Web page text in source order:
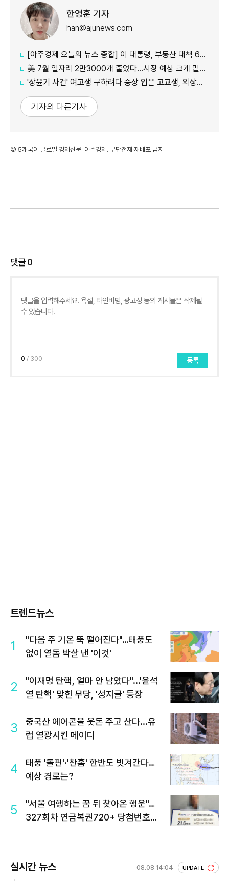
한영훈 기자
han@ajunews.com
[아주경제 오늘의 뉴스 종합] 이 대통령, 부동산 대책 6시간 점검…"기존 방식 벗어나 과감히 실행" 外
美 7월 일자리 2만3000개 줄었다…시장 예상 크게 밑돈 '고용 쇼크'
'장윤기 사건' 여고생 구하려다 중상 입은 고교생, 의상자 인정
기자의 다른기사
©'5개국어 글로벌 경제신문' 아주경제. 무단전재·재배포 금지
댓글0
0 / 300 등록
트렌드뉴스
1
"다음 주 기온 뚝 떨어진다"…태풍도
없이 열돔 박살 낸 '이것'
2
"이재명 탄핵, 얼마 안 남았다"...'윤석
열 탄핵' 맞힌 무당, '성지글' 등장
3
중국산 에어콘을 웃돈 주고 산다...유
럽 열광시킨 메이디
4
태풍 '돌핀'·'찬홈' 한반도 빗겨간다…
예상 경로는?
5
"서울 여행하는 꿈 뒤 찾아온 행운"…
327회차 연금복권720+ 당첨번호조
실시간 뉴스 08.08 14:04 UPDATE